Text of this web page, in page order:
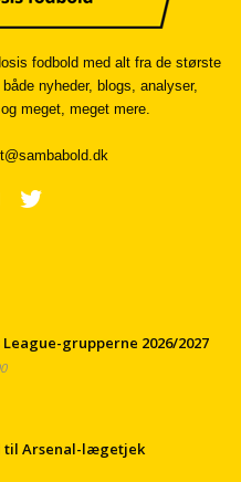
fodbold med alt fra de største
nyheder, blogs, analyser,
meget, meget mere.
grupperne 2026/2027
til Arsenal-lægetjek